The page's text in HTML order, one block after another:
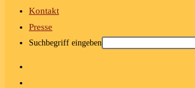
Kontakt
Presse
Suchbegriff eingeben